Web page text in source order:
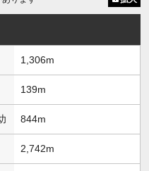
1,306m
139m
844m
2,742m